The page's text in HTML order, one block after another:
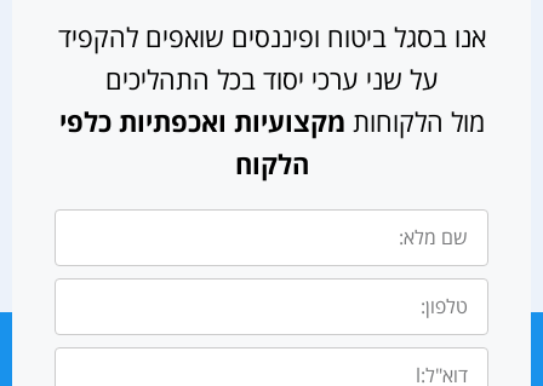
אנו בסגל ביטוח ופיננסים שואפים להקפיד
על שני ערכי יסוד בכל התהליכים
מול הלקוחות מקצועיות ואכפתיות כלפי
הלקוח